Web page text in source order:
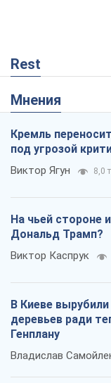
Rest
Мнения
Кремль
под угрозой
Виктор Ягун 8,0
На чьей стороне
Дональд Трамп?
Виктор Каспрук
В Киеве
деревьев ради
Генплану
Владислав